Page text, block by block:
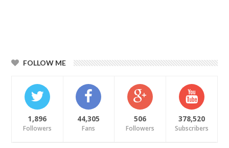
FOLLOW ME
1,896
Followers
44,305
Fans
506
Followers
378,520
Subscribers